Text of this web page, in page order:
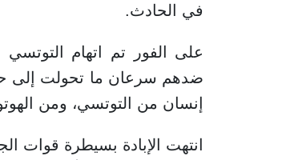
في الحادث.
على الفور تم اتهام
إنسان من التوتسي، ومن
انتهت الإبادة بسيطرة قوات